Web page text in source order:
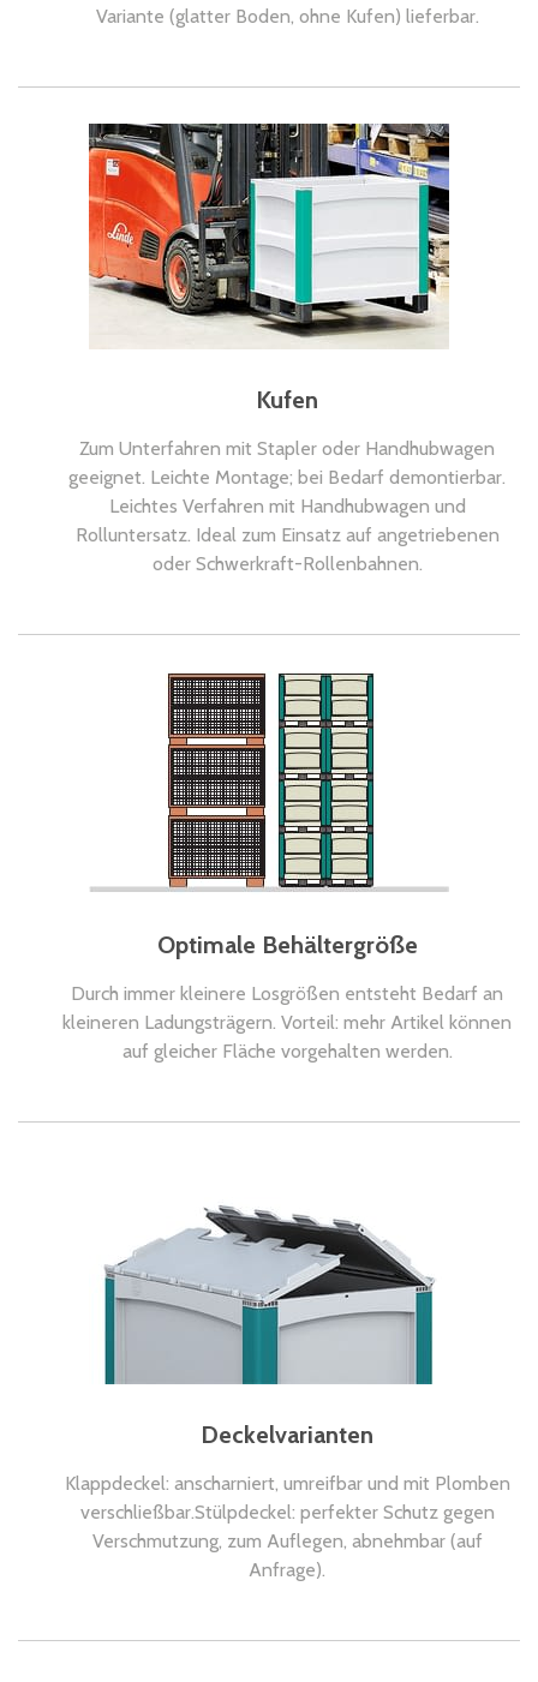
Variante (glatter Boden, ohne Kufen) lieferbar.
Kufen
Zum Unterfahren mit Stapler oder Handhubwagen
geeignet. Leichte Montage; bei Bedarf demontierbar.
Leichtes Verfahren mit Handhubwagen und
Rolluntersatz. Ideal zum Einsatz auf angetriebenen
oder Schwerkraft-Rollenbahnen.
Optimale Behältergröße
Durch immer kleinere Losgrößen entsteht Bedarf an
kleineren Ladungsträgern. Vorteil: mehr Artikel können
auf gleicher Fläche vorgehalten werden.
Deckelvarianten
Klappdeckel: anscharniert, umreifbar und mit Plomben
verschließbar.Stülpdeckel: perfekter Schutz gegen
Verschmutzung, zum Auflegen, abnehmbar (auf
Anfrage).